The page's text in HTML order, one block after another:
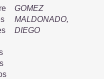
GOMEZ
MALDONADO,
DIEGO